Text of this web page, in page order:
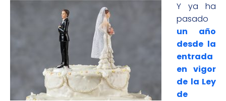
Y ya ha
pasado
un año
desde la
entrada
en vigor
de la Ley
de